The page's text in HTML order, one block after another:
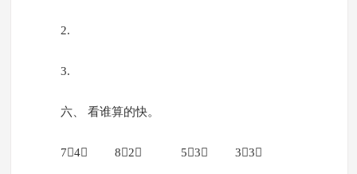
2.
3.
六、 看谁算的快。
74＝ 82＝ 5＋3＝ 3＋3＝